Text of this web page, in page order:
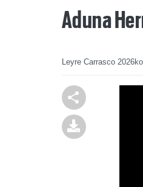
Aduna
Leyre Carrasco